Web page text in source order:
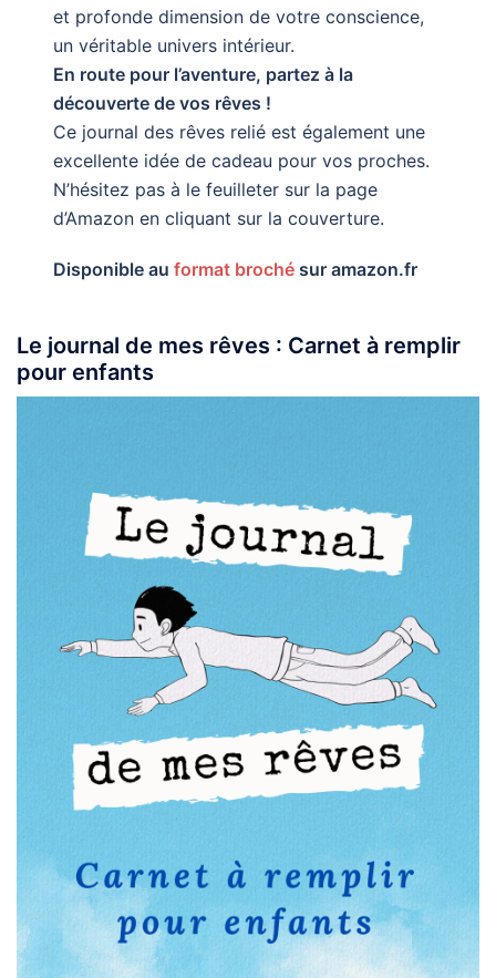
et profonde dimension de votre conscience,
un véritable univers intérieur.
En route pour l’aventure, partez à la
découverte de vos rêves !
Ce journal des rêves relié est également une
excellente idée de cadeau pour vos proches.
N’hésitez pas à le feuilleter sur la page
d’Amazon en cliquant sur la couverture.
Disponible auformat broché suramazon.fr
Le journal de mes rêves : Carnet à remplir
pour enfants